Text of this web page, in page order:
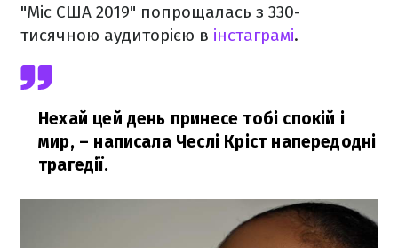
"Міс США 2019" попрощалась з 330-
тисячною аудиторією в інстаграмі.
Нехай цей день принесе тобі спокій і
мир, – написала Чеслі Кріст напередодні
трагедії.